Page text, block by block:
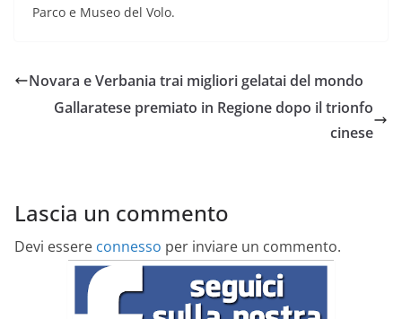
Parco e Museo del Volo.
Novara e Verbania trai migliori gelatai del mondo
Gallaratese premiato in Regione dopo il trionfo
cinese
Lascia un commento
Devi essere connesso per inviare un commento.